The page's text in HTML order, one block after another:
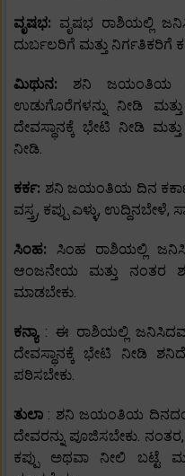
ವೃಷಭ: ವೃಷಭ ರಾಶಿಯಲ್ಲಿ
ದುರ್ಬಲರಿಗೆ ಮತ್ತು ನಿರ್ಗತಿಕರಿಗೆ
ಮಿಥುನ: ಶನಿ ಜಯಂತಿಯ
ಉಡುಗೊರೆಗಳನ್ನು ನೀಡಿ
ದೇವಸ್ಥಾನಕ್ಕೆ ಭೇಟಿ ನೀಡಿ
ನೀಡಿ.
ಕರ್ಕ: ಶನಿ ಜಯಂತಿಯ ದಿನ
ವಸ್ತ್ರ, ಕಪ್ಪು ಎಳ್ಳು,
ಸಿಂಹ: ಸಿಂಹ ರಾಶಿಯಲ್ಲಿ
ಆಂಜನೇಯ ಮತ್ತು ನಂತರ
ಮಾಡಬೇಕು.
ಕನ್ಯಾ : ಈ ರಾಶಿಯಲ್ಲಿ
ದೇವಸ್ಥಾನಕ್ಕೆ ಭೇಟಿ ನೀಡಿ
ಪಠಿಸಬೇಕು.
ತುಲಾ : ಶನಿ ಜಯಂತಿಯ
ದೇವರನ್ನು ಪೂಜಿಸಬೇಕು.
ಕಪ್ಪು ಅಥವಾ ನೀಲಿ ಬಟ್ಟೆ